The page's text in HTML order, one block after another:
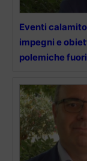
Eventi
impegni e
polemiche